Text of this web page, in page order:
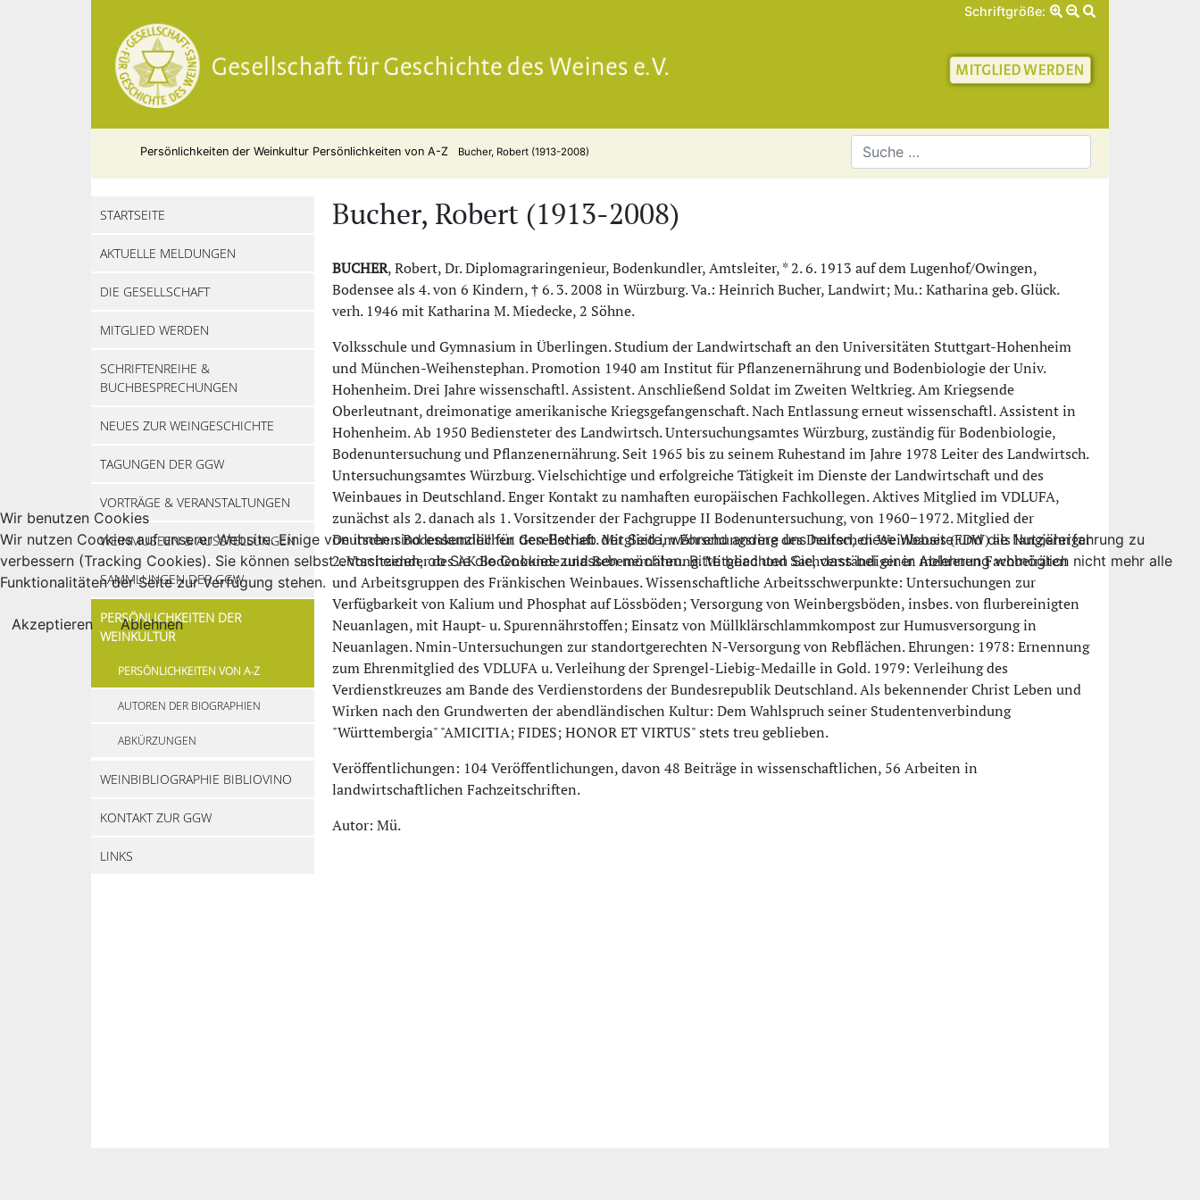
Schriftgröße:
Gesellschaft für Geschichte
Persönlichkeiten der Weinkultur Persönlichkeiten von A-Z Bucher, Robert (1913-2008)
STARTSEITE
AKTUELLE MELDUNGEN
DIE GESELLSCHAFT
MITGLIED WERDEN
SCHRIFTENREIHE &
BUCHBESPRECHUNGEN
NEUES ZUR WEINGESCHICHTE
TAGUNGEN DER GGW
VORTRÄGE & VERANSTALTUNGEN
WEINMUSEEN & AUSSTELLUNGEN
SAMMLUNGEN DER GGW
PERSÖNLICHKEITEN DER
WEINKULTUR
PERSÖNLICHKEITEN VON A-Z
AUTOREN DER BIOGRAPHIEN
ABKÜRZUNGEN
WEINBIBLIOGRAPHIE BIBLIOVINO
KONTAKT ZUR GGW
LINKS
Bucher, Robert (1913-2008)
BUCHER, Robert, Dr. Diplomagraringenieur, Bodenkundler, Amtsleiter, * 2. 6. 1913 auf dem Lugenhof/Owingen,
Bodensee als 4. von 6 Kindern, † 6. 3. 2008 in Würzburg. Va.: Heinrich Bucher, Landwirt; Mu.: Katharina geb. Glück.
verh. 1946 mit Katharina M. Miedecke, 2 Söhne.
Volksschule und Gymnasium in Überlingen. Studium der Landwirtschaft an den Universitäten Stuttgart-Hohenheim
und München-Weihenstephan. Promotion 1940 am Institut für Pflanzenernährung und Bodenbiologie der Univ.
Hohenheim. Drei Jahre wissenschaftl. Assistent. Anschließend Soldat im Zweiten Weltkrieg. Am Kriegsende
Oberleutnant, dreimonatige amerikanische Kriegsgefangenschaft. Nach Entlassung erneut wissenschaftl. Assistent in
Hohenheim. Ab 1950 Bediensteter des Landwirtsch. Untersuchungsamtes Würzburg, zuständig für Bodenbiologie,
Bodenuntersuchung und Pflanzenernährung. Seit 1965 bis zu seinem Ruhestand im Jahre 1978 Leiter des Landwirtsch.
Untersuchungsamtes Würzburg. Vielschichtige und erfolgreiche Tätigkeit im Dienste der Landwirtschaft und des
Weinbaues in Deutschland. Enger Kontakt zu namhaften europäischen Fachkollegen. Aktives Mitglied im VDLUFA,
zunächst als 2. danach als 1. Vorsitzender der Fachgruppe II Bodenuntersuchung, von 1960−1972. Mitglied der
Deutschen Bodenkundlichen Gesellschaft. Mitglied im Forschungsring des Deutschen Weinbaues (FDW) als langjähriger
2. Vorsitzender des AK Bodenkunde und Rebenernährung. Mitglied und Sachverständiger in mehreren Fachbeiräten
und Arbeitsgruppen des Fränkischen Weinbaues. Wissenschaftliche Arbeitsschwerpunkte: Untersuchungen zur
Verfügbarkeit von Kalium und Phosphat auf Lössböden; Versorgung von Weinbergsböden, insbes. von flurbereinigten
Neuanlagen, mit Haupt- u. Spurennährstoffen; Einsatz von Müllklärschlammkompost zur Humusversorgung in
Neuanlagen. Nmin-Untersuchungen zur standortgerechten N-Versorgung von Rebflächen. Ehrungen: 1978: Ernennung
zum Ehrenmitglied des VDLUFA u. Verleihung der Sprengel-Liebig-Medaille in Gold. 1979: Verleihung des
Verdienstkreuzes am Bande des Verdienstordens der Bundesrepublik Deutschland. Als bekennender Christ Leben und
Wirken nach den Grundwerten der abendländischen Kultur: Dem Wahlspruch seiner Studentenverbindung
"Württembergia" "AMICITIA; FIDES; HONOR ET VIRTUS" stets treu geblieben.
Veröffentlichungen: 104 Veröffentlichungen, davon 48 Beiträge in wissenschaftlichen, 56 Arbeiten in
landwirtschaftlichen Fachzeitschriften.
Autor: Mü.
Wir benutzen Cookies
Wir nutzen Cookies auf unserer Website. Einige von ihnen sind essenziell für den Betrieb der Seite, während andere uns helfen, diese Website und die Nutzererfahrung zu
verbessern (Tracking Cookies). Sie können selbst entscheiden, ob Sie die Cookies zulassen möchten. Bitte beachten Sie, dass bei einer Ablehnung womöglich nicht mehr alle
Funktionalitäten der Seite zur Verfügung stehen.
Akzeptieren Ablehnen